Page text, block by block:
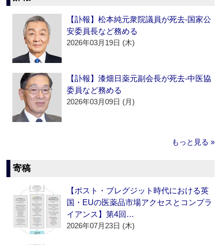
【訃報】松本純元衆院議員が死去‐国家公
安委員長など務める
2026年03月19日 (木)
【訃報】漆畑日薬元副会長が死去‐中医協
委員など務める
2026年03月09日 (月)
もっと見る »
寄稿
【ポスト・ブレグジット時代における英
国・EUの医薬品市場アクセスとコンプラ
イアンス】第4回…
2026年07月23日 (木)